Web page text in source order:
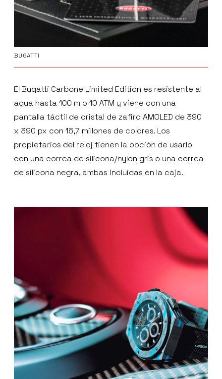
BUGATTI
El Bugatti Carbone Limited Edition es resistente al
agua hasta 100 m o 10 ATM y viene con una
pantalla táctil de cristal de zafiro AMOLED de 390
x 390 px con 16,7 millones de colores. Los
propietarios del reloj tienen la opción de usarlo
con una correa de silicona/nylon gris o una correa
de silicona negra, ambas incluidas en la caja.